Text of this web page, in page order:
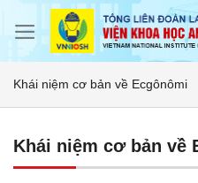
Khái niệm cơ bản về Ecgônômi
Khái niệm cơ bản về